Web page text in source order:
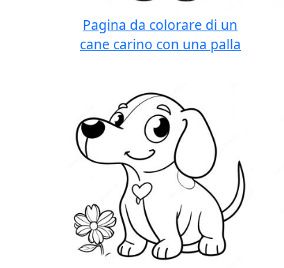
Pagina da colorare di un
cane carino con una palla